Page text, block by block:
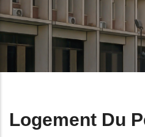
Logement Du